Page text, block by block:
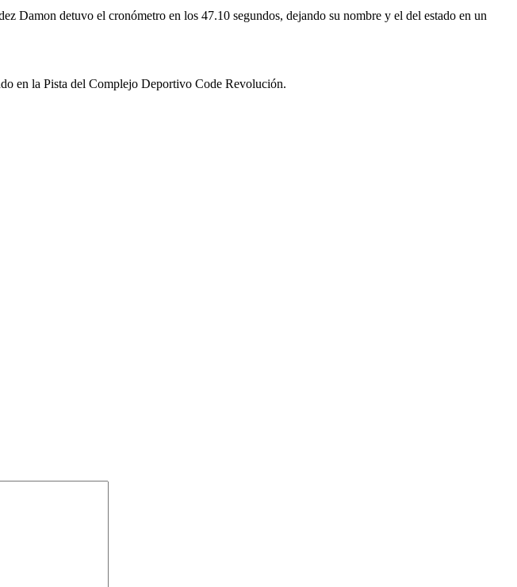
Damon detuvo el cronómetro en los 47.10 segundos, dejando su nombre y el del estado en un
en la Pista del Complejo Deportivo Code Revolución.